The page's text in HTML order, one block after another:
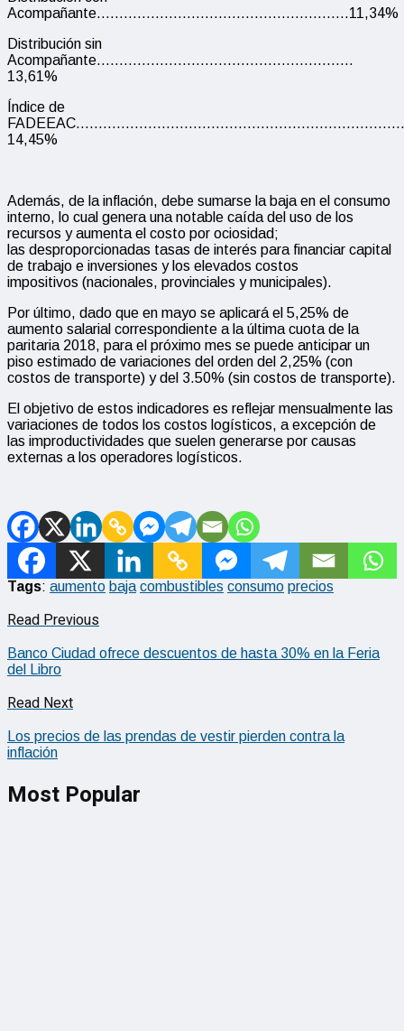
Acompañante………………………………………………..11,34%
Distribución sin
Acompañante…………………………………………………
13,61%
Índice de
14,45%
Además, de la inflación, debe sumarse la baja en el consumo
interno, lo cual genera una notable caída del uso de los
recursos y aumenta el costo por ociosidad;
las desproporcionadas tasas de interés para financiar capital
de trabajo e inversiones y los elevados costos
impositivos (nacionales, provinciales y municipales).
Por último, dado que en mayo se aplicará el 5,25% de
aumento salarial correspondiente a la última cuota de la
paritaria 2018, para el próximo mes se puede anticipar un
piso estimado de variaciones del orden del 2,25% (con
costos de transporte) y del 3.50% (sin costos de transporte).
El objetivo de estos indicadores es reflejar mensualmente las
variaciones de todos los costos logísticos, a excepción de
las improductividades que suelen generarse por causas
externas a los operadores logísticos.
Tags: aumento baja combustibles consumo precios
Read Previous
Banco Ciudad ofrece descuentos de hasta 30% en la Feria
del Libro
Read Next
Los precios de las prendas de vestir pierden contra la
inflación
Most Popular